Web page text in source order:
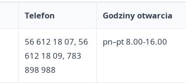
Telefon Godziny otwarcia
56 612 18 07, 56
612 18 09, 783
898 988
pn–pt 8.00-16.00